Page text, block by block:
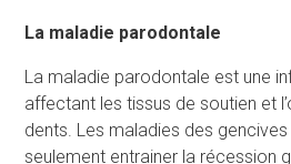
La maladie parodontale
La maladie parodontale est une
affectant les tissus de soutien et
dents. Les maladies des
seulement entrainer la récession